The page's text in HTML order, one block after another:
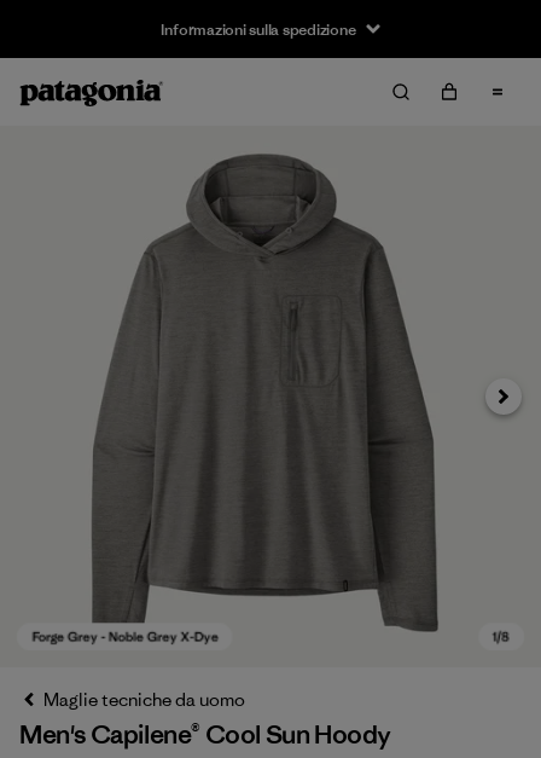
Informazioni sulla spedizione
Avanti
Maglie tecniche da uomo
Men's Capilene® Cool Sun Hoody